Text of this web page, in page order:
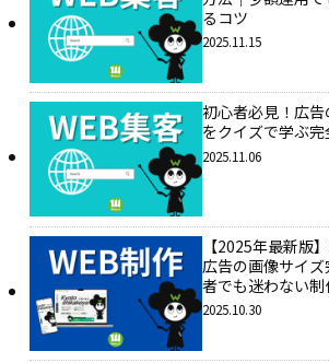
るコツ
2025.11.15
初心者必見！広
をクイズで学ぶ
2025.11.06
【2025年最新版
広告の画像サイ
者でも迷わない
2025.10.30